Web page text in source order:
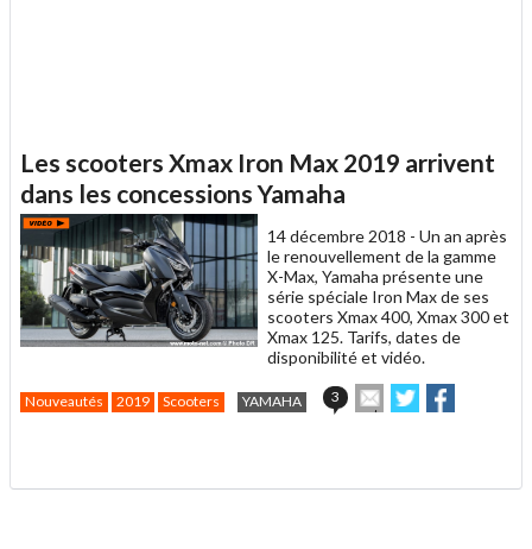
Les scooters Xmax Iron Max 2019 arrivent
dans les concessions Yamaha
14 décembre 2018 - Un an après
le renouvellement de la gamme
X-Max, Yamaha présente une
série spéciale Iron Max de ses
scooters Xmax 400, Xmax 300 et
Xmax 125. Tarifs, dates de
disponibilité et vidéo.
Nouveautés 2019 Scooters YAMAHA 3
Envoyer
cet
ami
Partager
sur sur